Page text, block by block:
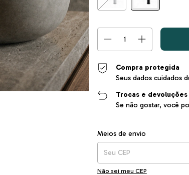
Compra protegida
Seus dados cuidados
Trocas e devoluções
Se não gostar, você
Entregas para o CEP:
Meios de envio
Não sei meu CEP